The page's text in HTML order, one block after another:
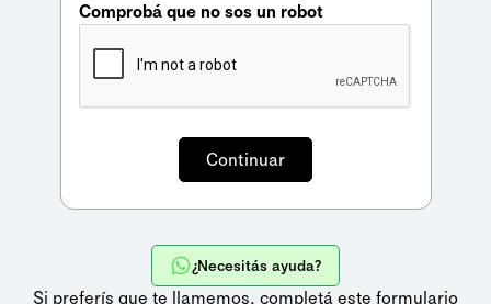
Comprobá que no sos un robot
¿Necesitás ayuda?
Si preferís que te llamemos, completá este formulario